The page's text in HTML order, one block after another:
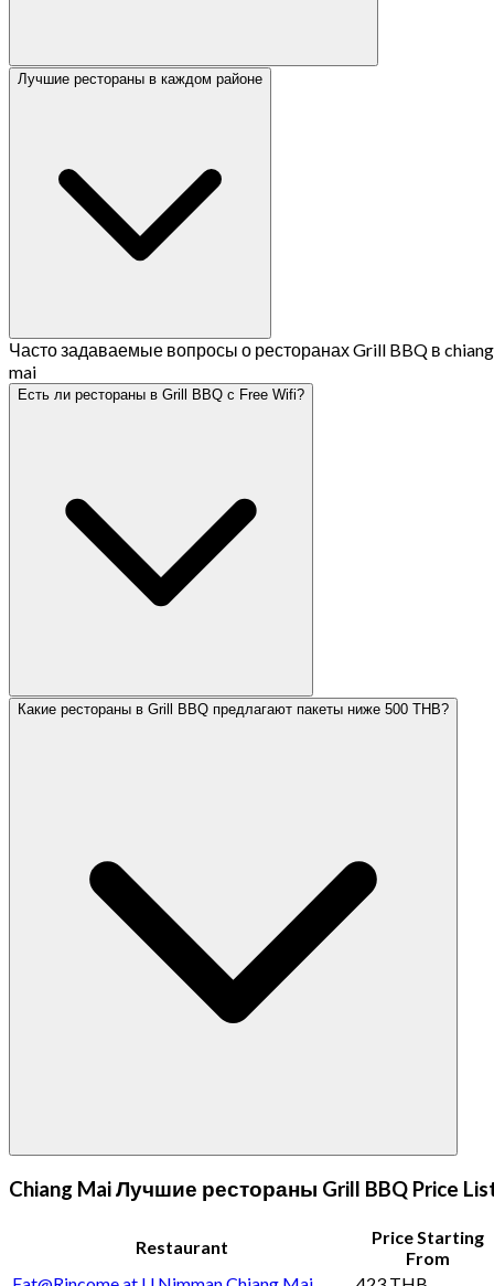
Лучшие рестораны в каждом районе
Часто задаваемые вопросы о ресторанах Grill BBQ в
mai
Есть ли рестораны в Grill BBQ с Free Wifi?
Какие рестораны в Grill BBQ предлагают пакеты ниже 500 THB?
Chiang Mai Лучшие рестораны Grill BBQ Price
Restaurant
Price Starting
From